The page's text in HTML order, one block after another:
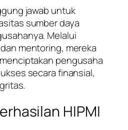
jawab untuk
sumber daya
Melalui
mentoring, mereka
pengusaha
secara finansial,
HIPMI